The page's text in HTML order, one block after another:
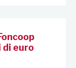
di euro